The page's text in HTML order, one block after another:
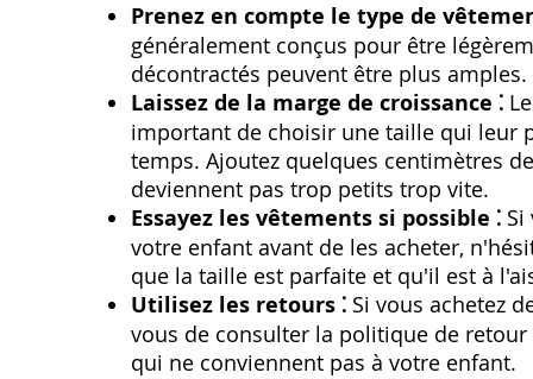
Prenez en compte le type de
généralement conçus pour être
décontractés peuvent être plus amples.
Laissez de la marge de croissance ⁚
important de choisir une taille qui leur
temps. Ajoutez quelques centimètres
deviennent pas trop petits trop vite.
Essayez les vêtements si possible ⁚ Si
votre enfant avant de les acheter,
que la taille est parfaite et qu'il est à
Utilisez les retours ⁚ Si vous achetez
vous de consulter la politique de
qui ne conviennent pas à votre enfant.